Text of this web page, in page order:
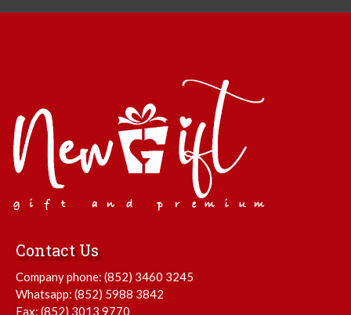
Contact Us
Company phone: (852) 3460 3245
Whatsapp: (852) 5988 3842
Fax: (852) 3013 9770